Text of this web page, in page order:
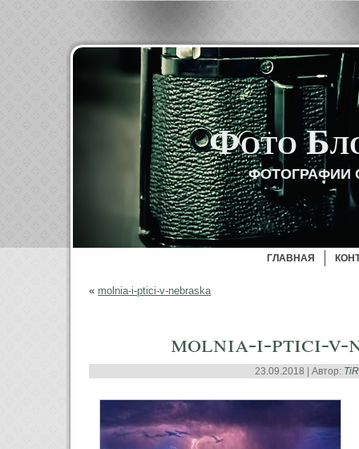
Фото
ФОТОГРАФИИ
ГЛАВНАЯ
« molnia-i-ptici-v-nebraska
molnia-i-ptici-v-
23.09.2018 | Автор: